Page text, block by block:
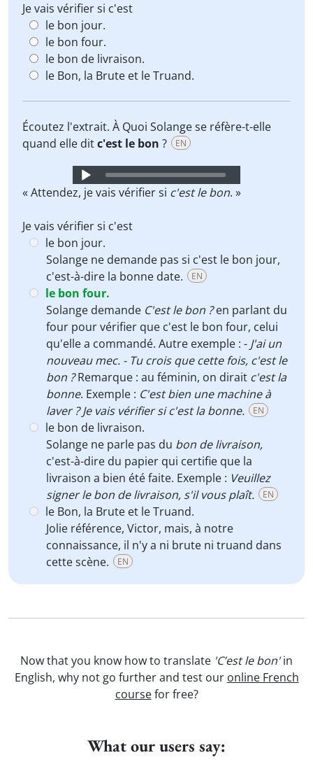
Je vais vérifier si c'est
le bon jour.
le bon four.
le bon de livraison.
le Bon, la Brute et le Truand.
Écoutez l'extrait. À Quoi Solange se réfère-t-elle
quand elle ditc'est le bon ? EN
Audio
Player
« Attendez, je vais vérifier si c'est le bon. »
Je vais vérifier si c'est
le bon jour.
Solange ne demande pas si c'est le bon jour,
c'est-à-dire la bonne date.
EN
le bon four.
Solange demande C'est le bon ?en parlant du
four pour vérifier que c'est le bon four, celui
qu'elle a commandé. Autre exemple : - J'ai un
nouveau mec. - Tu crois que cette fois, c'est le
bon ?Remarque : au féminin, on dirait c'est la
bonne. Exemple : C'est bien une machine à
laver ? Je vais vérifier si c'est la bonne.
EN
le bon de livraison.
Solange ne parle pas du bon de livraison,
c'est-à-dire du papier qui certifie que la
livraison a bien été faite. Exemple : Veuillez
signer le bon de livraison, s'il vous plaît.
EN
le Bon, la Brute et le Truand.
Jolie référence, Victor, mais, à notre
connaissance, il n'y a ni brute ni truand dans
cette scène.
EN
Now that you know how to translate 'C’est le bon'in
English, why not go further and test our online French
coursefor free?
What our users say: